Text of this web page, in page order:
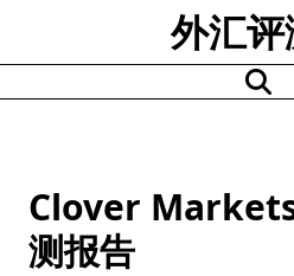
content
外汇评
Clover
测报告